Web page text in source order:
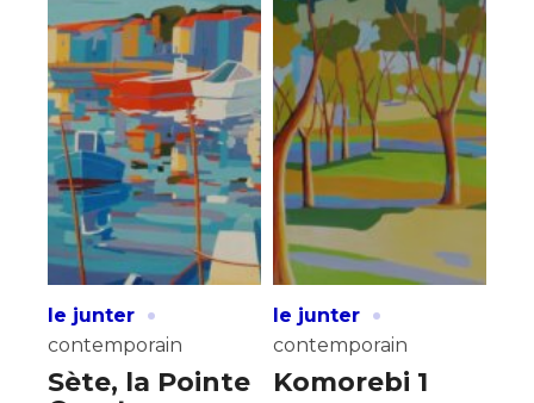
le junter ·
contemporain
Sète, la Pointe
le junter ·
contemporain
Komorebi 1